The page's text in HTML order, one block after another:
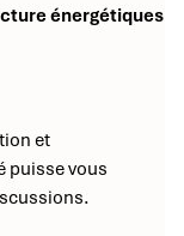
énergétiques
et
puisse vous